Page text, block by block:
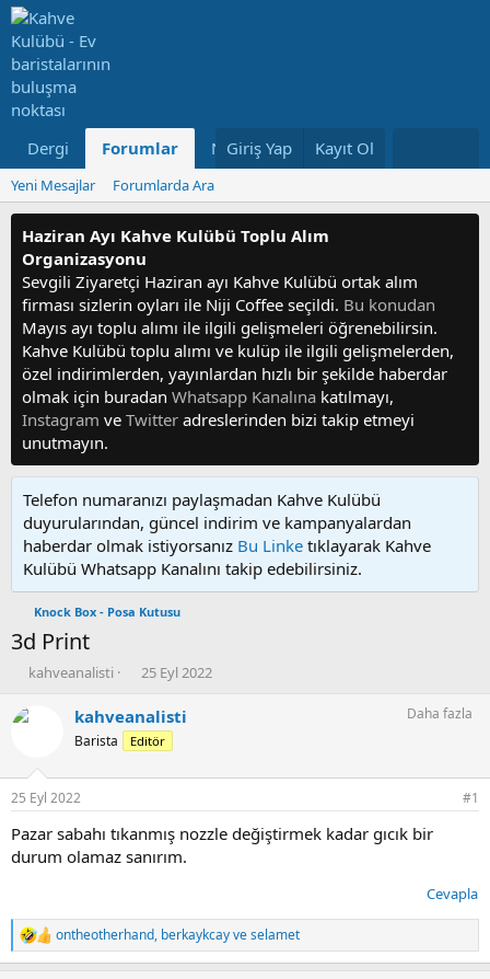
Dergi Forumlar Neler Yeni Kullanıcılar
Giriş Yap Kayıt Ol
Yeni Mesajlar Forumlarda Ara
Haziran Ayı Kahve Kulübü Toplu Alım
Organizasyonu
Sevgili Ziyaretçi Haziran ayı Kahve Kulübü ortak alım
firması sizlerin oyları ile Niji Coffee seçildi. Bu konudan
Mayıs ayı toplu alımı ile ilgili gelişmeleri öğrenebilirsin.
Kahve Kulübü toplu alımı ve kulüp ile ilgili gelişmelerden,
özel indirimlerden, yayınlardan hızlı bir şekilde haberdar
olmak için buradan Whatsapp Kanalına katılmayı,
Instagram ve Twitter adreslerinden bizi takip etmeyi
unutmayın.
Telefon numaranızı paylaşmadan Kahve Kulübü
duyurularından, güncel indirim ve kampanyalardan
haberdar olmak istiyorsanız Bu Linke tıklayarak Kahve
Kulübü Whatsapp Kanalını takip edebilirsiniz.
Knock Box - Posa Kutusu
3d Print
K
n
u
b
a
ş
a
n
kahveanalisti
B
ş
l
a
ı
ç
a
h
i
25 Eyl 2022
kahveanalisti
Barista Editör
Daha fazla
25 Eyl 2022 #1
Pazar sabahı tıkanmış nozzle değiştirmek kadar gıcık bir
durum olamaz sanırım.
Cevapla
T
e
ontheotherhand, berkaykcayveselamet